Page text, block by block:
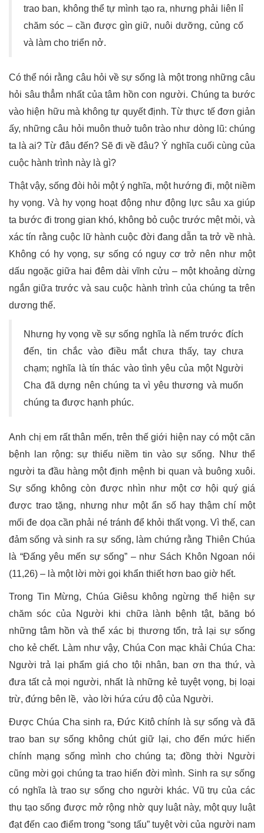
trao ban, không thể tự mình tạo ra, nhưng phải liên lỉ
chăm sóc – cần được gìn giữ, nuôi dưỡng, củng cố
và làm cho triển nở.
Có thể nói rằng câu hỏi về sự sống là một trong những câu
hỏi sâu thẳm nhất của tâm hồn con người. Chúng ta bước
vào hiện hữu mà không tự quyết định. Từ thực tế đơn giản
ấy, những câu hỏi muôn thuở tuôn trào như dòng lũ: chúng
ta là ai? Từ đâu đến? Sẽ đi về đâu? Ý nghĩa cuối cùng của
cuộc hành trình này là gì?
Thật vậy, sống đòi hỏi một ý nghĩa, một hướng đi, một niềm
hy vọng. Và hy vọng hoạt động như động lực sâu xa giúp
ta bước đi trong gian khó, không bỏ cuộc trước mệt mỏi, và
xác tín rằng cuộc lữ hành cuộc đời đang dẫn ta trở về nhà.
Không có hy vọng, sự sống có nguy cơ trở nên như một
dấu ngoặc giữa hai đêm dài vĩnh cửu – một khoảng dừng
ngắn giữa trước và sau cuộc hành trình của chúng ta trên
dương thế.
Nhưng hy vọng về sự sống nghĩa là nếm trước đích
đến, tin chắc vào điều mắt chưa thấy, tay chưa
chạm; nghĩa là tín thác vào tình yêu của một Người
Cha đã dựng nên chúng ta vì yêu thương và muốn
chúng ta được hạnh phúc.
Anh chị em rất thân mến, trên thế giới hiện nay có một căn
bệnh lan rộng: sự thiếu niềm tin vào sự sống. Như thể
người ta đầu hàng một định mệnh bi quan và buông xuôi.
Sự sống không còn được nhìn như một cơ hội quý giá
được trao tặng, nhưng như một ẩn số hay thậm chí một
mối đe dọa cần phải né tránh để khỏi thất vọng. Vì thế, can
đảm sống và sinh ra sự sống, làm chứng rằng Thiên Chúa
là “Đấng yêu mến sự sống” – như Sách Khôn Ngoan nói
(11,26) – là một lời mời gọi khẩn thiết hơn bao giờ hết.
Trong Tin Mừng, Chúa Giêsu không ngừng thể hiện sự
chăm sóc của Người khi chữa lành bệnh tật, băng bó
những tâm hồn và thể xác bị thương tổn, trả lại sự sống
cho kẻ chết. Làm như vậy, Chúa Con mạc khải Chúa Cha:
Người trả lại phẩm giá cho tội nhân, ban ơn tha thứ, và
đưa tất cả mọi người, nhất là những kẻ tuyệt vọng, bị loại
trừ, đứng bên lề, vào lời hứa cứu độ của Người.
Được Chúa Cha sinh ra, Đức Kitô chính là sự sống và đã
trao ban sự sống không chút giữ lại, cho đến mức hiến
chính mạng sống mình cho chúng ta; đồng thời Người
cũng mời gọi chúng ta trao hiến đời mình. Sinh ra sự sống
có nghĩa là trao sự sống cho người khác. Vũ trụ của các
thụ tạo sống được mở rộng nhờ quy luật này, một quy luật
đạt đến cao điểm trong “song tấu” tuyệt vời của người nam